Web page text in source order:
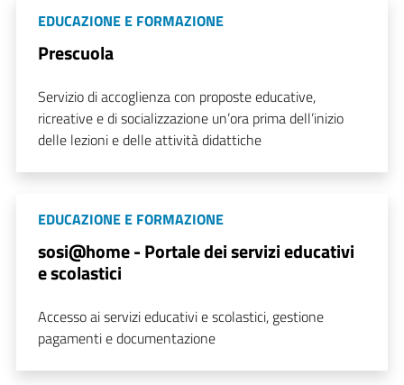
EDUCAZIONE E FORMAZIONE
Prescuola
Servizio di accoglienza con proposte educative,
ricreative e di socializzazione un’ora prima dell’inizio
delle lezioni e delle attività didattiche
EDUCAZIONE E FORMAZIONE
sosi@home - Portale dei servizi educativi
e scolastici
Accesso ai servizi educativi e scolastici, gestione
pagamenti e documentazione